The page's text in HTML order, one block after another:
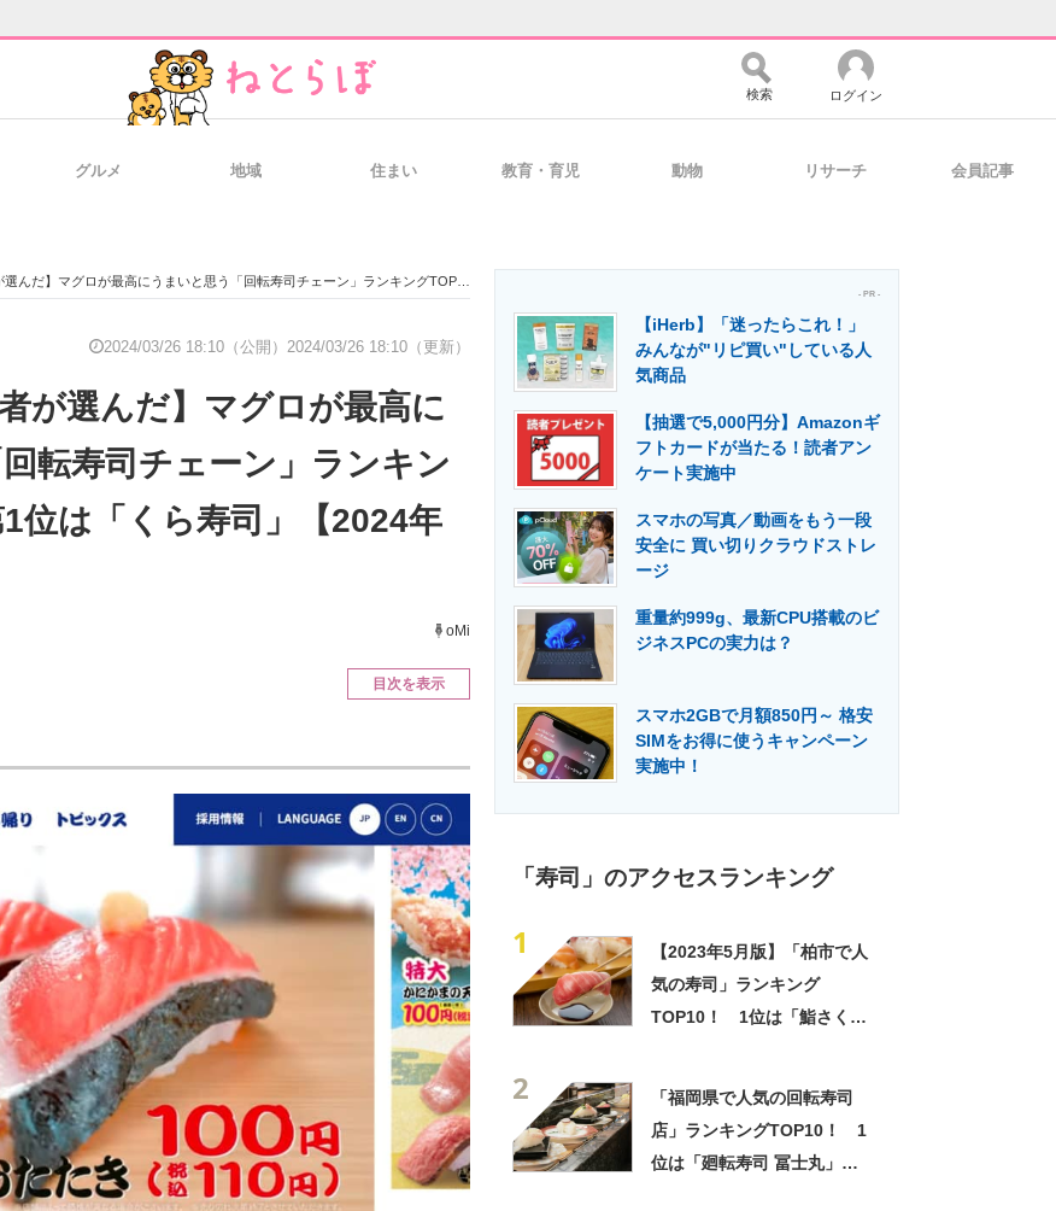
経営リーダーのコミュニティ マーケ×ITの今がよく分かる
製造業のIT導入・活用を支援
専門サイト エネルギーの専門メディア 建設×テクノロジーの最前線
検索 ログイン
グルメ 地域 住まい 教育・育児 動物 リサーチ 会員記事
グロが最高にうまいと思う「回転寿司チェーン」ランキングTOP19！ 第1位は「くら寿司」【2024年最新調査結果】
2024/03/26 18:10（公開） 2024/03/26 18:10（更新）
者が選んだ】マグロが最高に
転寿司チェーン」ランキン
は「くら寿司」【2024年
oMi
目次を表示
- PR -
【iHerb】「迷ったらこれ！」
みんなが"リピ買い"している人
気商品
【抽選で5,000円分】Amazonギ
フトカードが当たる！読者アン
ケート実施中
スマホの写真／動画をもう一段
安全に 買い切りクラウドストレ
ージ
重量約999g、最新CPU搭載のビ
ジネスPCの実力は？
スマホ2GBで月額850円～ 格安
SIMをお得に使うキャンペーン
実施中！
「寿司」のアクセスランキング
1
【2023年5月版】「柏市で人
気の寿司」ランキング
TOP10！ 1位は「鮨さく
2
「福岡県で人気の回転寿司
店」ランキングTOP10！ 1
位は「廻転寿司 冨士丸」